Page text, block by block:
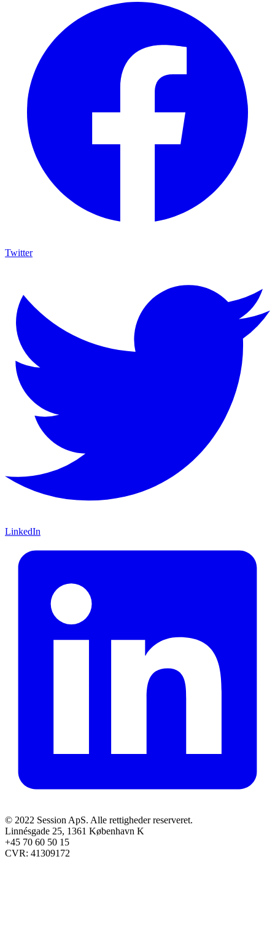
Twitter
LinkedIn
© 2022 Session ApS. Alle rettigheder reserveret.
Linnésgade 25, 1361 København K
+45 70 60 50 15
CVR: 41309172